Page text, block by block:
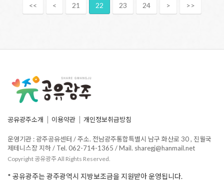
<< < 21 22 23 24 > >>
공유광주소개 이용약관 개인정보취급방침
운영기관 : 광주공유센터 / 주소. 전남광주통합특별시 남구 화산로 30 , 진월국
제테니스장 지하 / Tel. 062-714-1365 / Mail. sharegj@hanmail.net
Copyright 공유광주 All Rights Reserved.
* 공유광주는 광주광역시 지방보조금을 지원받아 운영됩니다.